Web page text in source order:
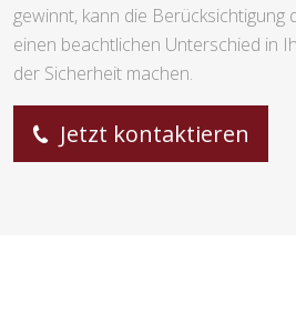
gewinnt, kann die Berücksichtigung
einen beachtlichen Unterschied in
der Sicherheit machen.
Jetzt kontaktieren